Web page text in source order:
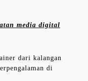
media digital
dari kalangan
di